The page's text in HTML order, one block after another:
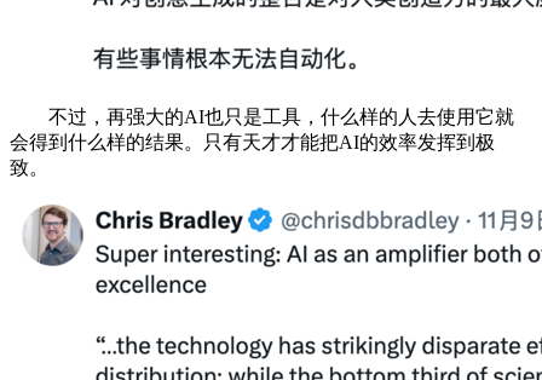
不过，再强大的AI也只是工具，什么样的人去使用它就
会得到什么样的结果。只有天才才能把AI的效率发挥到极
致。